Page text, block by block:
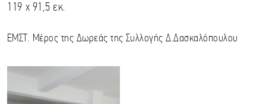
119 x 91,5 εκ.
ΕΜΣΤ. Μέρος της Δωρεάς της Συλλογής Δ.Δασκαλόπουλου